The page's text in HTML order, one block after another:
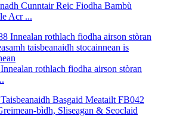
Cunntair Reic Fiodha Bambù
Acr ...
rothlach fiodha airson stòran